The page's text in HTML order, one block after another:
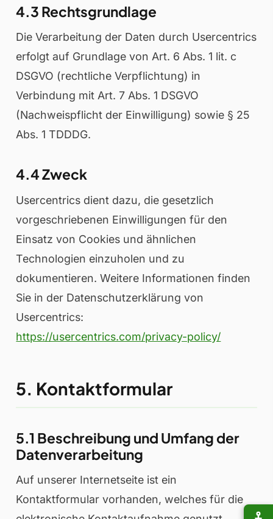
4.3 Rechtsgrundlage
Die Verarbeitung der Daten durch Usercentrics
erfolgt auf Grundlage von Art. 6 Abs. 1 lit. c
DSGVO (rechtliche Verpflichtung) in
Verbindung mit Art. 7 Abs. 1 DSGVO
(Nachweispflicht der Einwilligung) sowie § 25
Abs. 1 TDDDG.
4.4 Zweck
Usercentrics dient dazu, die gesetzlich
vorgeschriebenen Einwilligungen für den
Einsatz von Cookies und ähnlichen
Technologien einzuholen und zu
dokumentieren. Weitere Informationen finden
Sie in der Datenschutzerklärung von
Usercentrics:
https://usercentrics.com/privacy-policy/
5. Kontaktformular
5.1 Beschreibung und Umfang der
Datenverarbeitung
Auf unserer Internetseite ist ein
Kontaktformular vorhanden, welches für die